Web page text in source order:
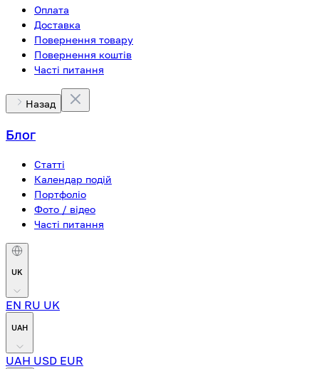
Оплата
Доставка
Повернення товару
Повернення коштів
Часті питання
Назад
Блог
Статті
Календар подій
Портфоліо
Фото / відео
Часті питання
UK
EN RU UK
UAH
UAH USD EUR